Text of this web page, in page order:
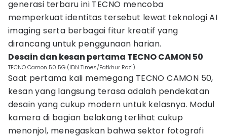
generasi terbaru ini TECNO mencoba
memperkuat identitas tersebut lewat teknologi AI
imaging serta berbagai fitur kreatif yang
dirancang untuk penggunaan harian.
Desain dan kesan pertama TECNO CAMON 50
TECNO Camon 50 5G (IDN Times/Fatkhur Rozi)
Saat pertama kali memegang TECNO CAMON 50,
kesan yang langsung terasa adalah pendekatan
desain yang cukup modern untuk kelasnya. Modul
kamera di bagian belakang terlihat cukup
menonjol, menegaskan bahwa sektor fotografi